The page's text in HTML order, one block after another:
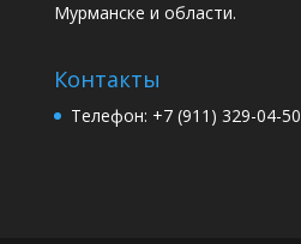
Мурманске и области.
Контакты
Телефон: +7 (911) 329-04-50